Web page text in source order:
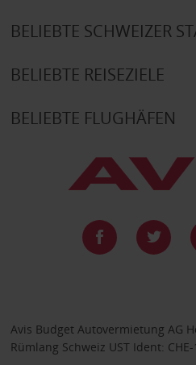
BELIEBTE SCHWEIZER
BELIEBTE REISEZIELE
BELIEBTE FLUGHÄFEN
Avis Budget Autovermietung AG
Rümlang Schweiz UST Ident: